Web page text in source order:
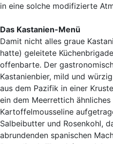
in eine solche modifizierte
Das Kastanien-Menü
Damit nicht alles graue
hatte) geleitete
offenbarte. Der
Kastanienbier, mild und
aus dem Pazifik in einer
ein dem Meerrettich
Kartoffelmousseline
Salbeibutter und Rosenkohl,
abrundenden spanischen